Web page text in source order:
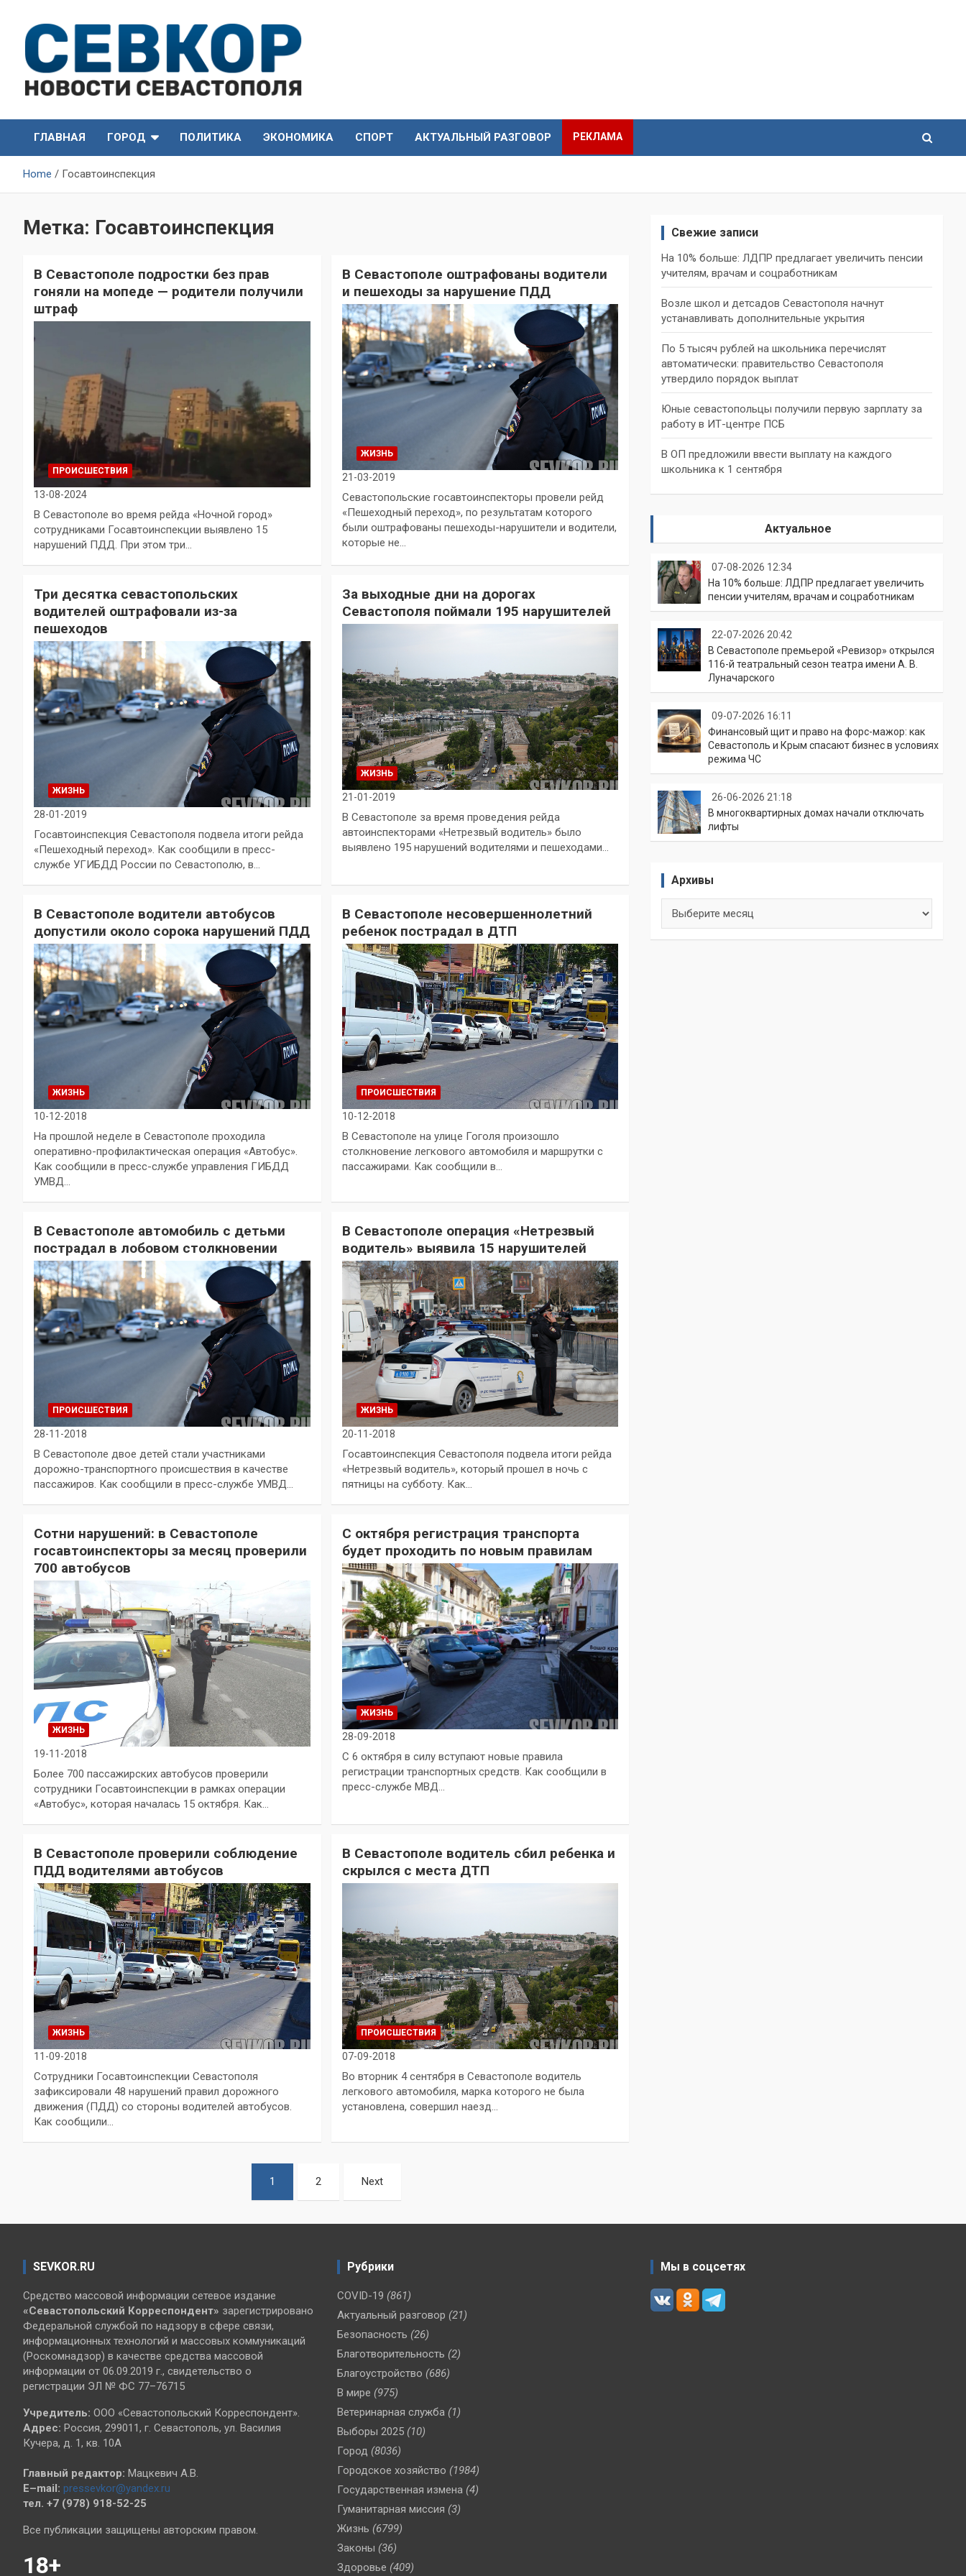
content
СевКор — Новости
Севастополя
Севастополя
ГЛАВНАЯ
ГОРОД ПОЛИТИКА ЭКОНОМИКА СПОРТ АКТУАЛЬНЫЙ РАЗГОВОР РЕКЛАМА
Home Госавтоинспекция
Метка: Госавтоинспекция
В Севастополе подростки без прав
гоняли на мопеде — родители получили
штраф
ПРОИСШЕСТВИЯ
13-08-2024
В Севастополе во время рейда «Ночной город»
сотрудниками Госавтоинспекции выявлено 15
нарушений ПДД. При этом три…
В Севастополе оштрафованы водители
и пешеходы за нарушение ПДД
ЖИЗНЬ
21-03-2019
Севастопольские госавтоинспекторы провели рейд
«Пешеходный переход», по результатам которого
были оштрафованы пешеходы-нарушители и водители,
которые не…
Три десятка севастопольских
водителей оштрафовали из-за
пешеходов
ЖИЗНЬ
28-01-2019
Госавтоинспекция Севастополя подвела итоги рейда
«Пешеходный переход». Как сообщили в пресс-
службе УГИБДД России по Севастополю, в…
За выходные дни на дорогах
Севастополя поймали 195 нарушителей
ЖИЗНЬ
21-01-2019
В Севастополе за время проведения рейда
автоинспекторами «Нетрезвый водитель» было
выявлено 195 нарушений водителями и пешеходами…
В Севастополе водители автобусов
допустили около сорока нарушений ПДД
ЖИЗНЬ
10-12-2018
На прошлой неделе в Севастополе проходила
оперативно-профилактическая операция «Автобус».
Как сообщили в пресс-службе управления ГИБДД
УМВД…
В Севастополе несовершеннолетний
ребенок пострадал в ДТП
ПРОИСШЕСТВИЯ
10-12-2018
В Севастополе на улице Гоголя произошло
столкновение легкового автомобиля и маршрутки с
пассажирами. Как сообщили в…
В Севастополе автомобиль с детьми
пострадал в лобовом столкновении
ПРОИСШЕСТВИЯ
28-11-2018
В Севастополе двое детей стали участниками
дорожно-транспортного происшествия в качестве
пассажиров. Как сообщили в пресс-службе УМВД…
В Севастополе операция «Нетрезвый
водитель» выявила 15 нарушителей
ЖИЗНЬ
20-11-2018
Госавтоинспекция Севастополя подвела итоги рейда
«Нетрезвый водитель», который прошел в ночь с
пятницы на субботу. Как…
Сотни нарушений: в Севастополе
госавтоинспекторы за месяц проверили
700 автобусов
ЖИЗНЬ
19-11-2018
Более 700 пассажирских автобусов проверили
сотрудники Госавтоинспекции в рамках операции
«Автобус», которая началась 15 октября. Как…
С октября регистрация транспорта
будет проходить по новым правилам
ЖИЗНЬ
28-09-2018
С 6 октября в силу вступают новые правила
регистрации транспортных средств. Как сообщили в
пресс-службе МВД…
В Севастополе проверили соблюдение
ПДД водителями автобусов
ЖИЗНЬ
11-09-2018
Сотрудники Госавтоинспекции Севастополя
зафиксировали 48 нарушений правил дорожного
движения (ПДД) со стороны водителей автобусов.
Как сообщили…
В Севастополе водитель сбил ребенка и
скрылся с места ДТП
ПРОИСШЕСТВИЯ
07-09-2018
Во вторник 4 сентября в Севастополе водитель
легкового автомобиля, марка которого не была
установлена, совершил наезд…
1 2 Next
Свежие записи
На 10% больше: ЛДПР предлагает увеличить пенсии
учителям, врачам и соцработникам
Возле школ и детсадов Севастополя начнут
устанавливать дополнительные укрытия
По 5 тысяч рублей на школьника перечислят
автоматически: правительство Севастополя
утвердило порядок выплат
Юные севастопольцы получили первую зарплату за
работу в ИТ-центре ПСБ
В ОП предложили ввести выплату на каждого
школьника к 1 сентября
Актуальное
07-08-2026 12:34
На 10% больше: ЛДПР предлагает увеличить
пенсии учителям, врачам и соцработникам
22-07-2026 20:42
В Севастополе премьерой «Ревизор» открылся
116-й театральный сезон театра имени А. В.
Луначарского
09-07-2026 16:11
Финансовый щит и право на форс-мажор: как
Севастополь и Крым спасают бизнес в условиях
режима ЧС
26-06-2026 21:18
В многоквартирных домах начали отключать
лифты
Архивы
SEVKOR.RU
Средство массовой информации сетевое издание
«Севастопольский Корреспондент» зарегистрировано
Федеральной службой по надзору в сфере связи,
информационных технологий и массовых коммуникаций
(Роскомнадзор) в качестве средства массовой
информации от 06.09.2019 г., свидетельство о
регистрации ЭЛ № ФС 77–76715
Учредитель: ООО «Севастопольский Корреспондент».
Адрес: Россия, 299011, г. Севастополь, ул. Василия
Кучера, д. 1, кв. 10А
Главный редактор: Мацкевич А.В.
E–mail: pressevkor@yandex.ru
тел. +7 (978) 918-52-25
Все публикации защищены авторским правом.
18+
Рубрики
COVID-19 (861)
Актуальный разговор (21)
Безопасность (26)
Благотворительность (2)
Благоустройство (686)
В мире (975)
Ветеринарная служба (1)
Выборы 2025 (10)
Город (8036)
Городское хозяйство (1984)
Государственная измена (4)
Гуманитарная миссия (3)
Жизнь (6799)
Законы (36)
Здоровье (409)
Мы в соцсетях